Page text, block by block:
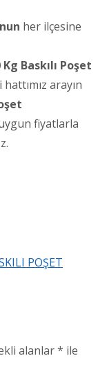
her ilçesine
Kg Baskılı Poşet
arayın
fiyatlarla
POŞET
alanlar* ile